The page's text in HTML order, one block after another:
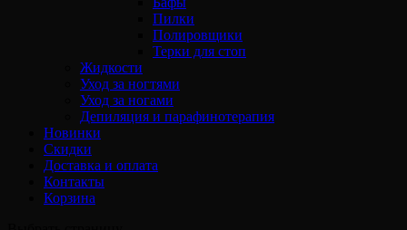
Пилки
Полировщики
Терки для стоп
Жидкости
Уход за ногтями
Уход за ногами
Депиляция и парафинотерапия
Новинки
Скидки
Доставка и оплата
Контакты
Корзина